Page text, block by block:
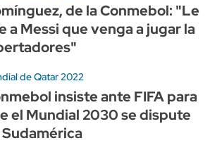
de la Conmebol: "Le
a Messi que venga a jugar la
de Qatar 2022
insiste ante FIFA para
el Mundial 2030 se dispute